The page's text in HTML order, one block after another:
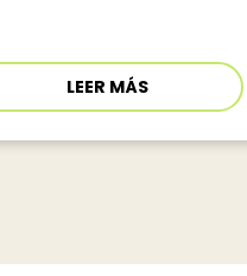
LEER MÁS